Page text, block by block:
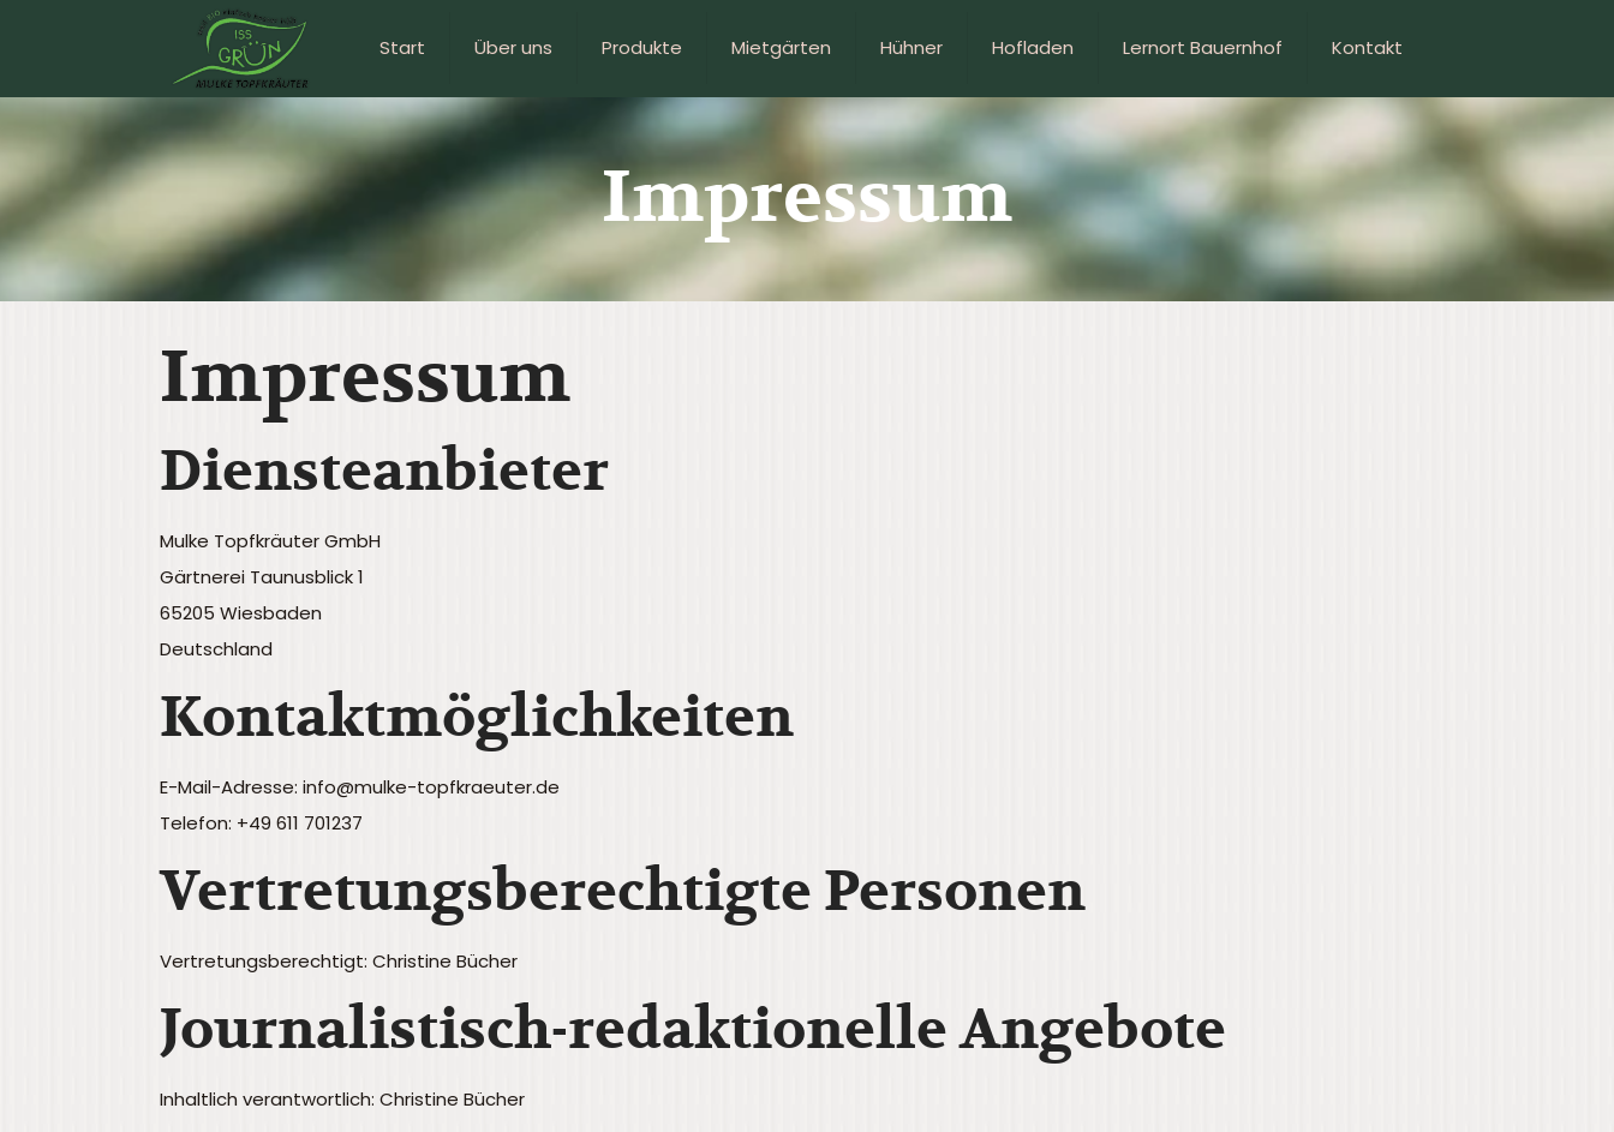
Start Über uns Produkte Mietgärten Hühner Hofladen Lernort Bauernhof Kontakt
Impressum
Impressum
Diensteanbieter
Mulke Topfkräuter GmbH
Gärtnerei Taunusblick 1
65205 Wiesbaden
Deutschland
Kontaktmöglichkeiten
E-Mail-Adresse: info@mulke-topfkraeuter.de
Telefon: +49 611 701237
Vertretungsberechtigte Personen
Vertretungsberechtigt: Christine Bücher
Journalistisch-redaktionelle Angebote
Inhaltlich verantwortlich: Christine Bücher